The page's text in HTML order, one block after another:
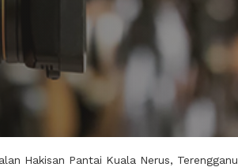
Hakisan Pantai Kuala Nerus, Terengganu